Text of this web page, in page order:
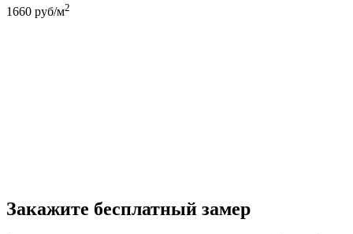
1660 руб/м2
Закажите бесплатный замер